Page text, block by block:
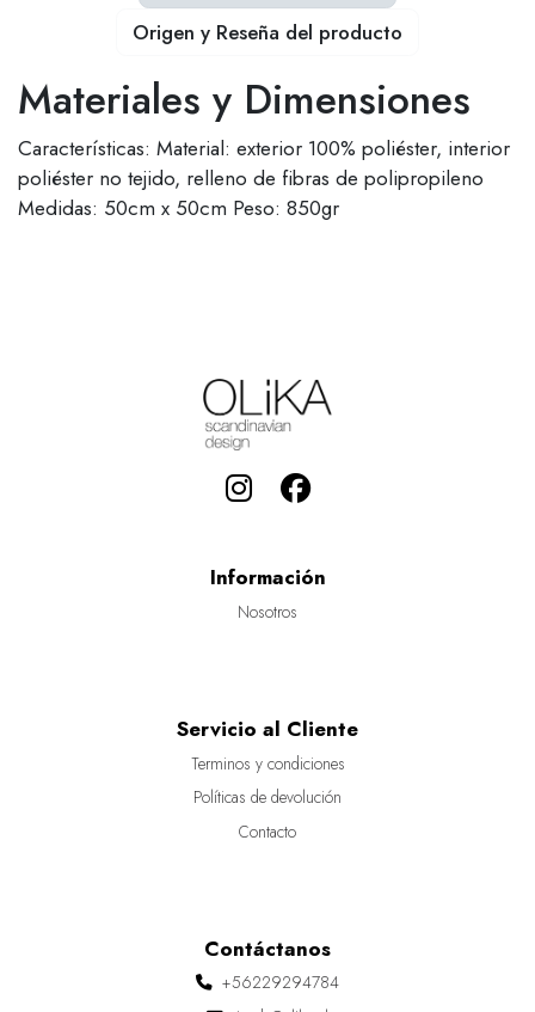
Materiales y Dimensiones
Características: Material: exterior 100% poliéster, interior
poliéster no tejido, relleno de fibras de polipropileno
Medidas: 50cm x 50cm Peso: 850gr
Origen y Reseña del producto
Información
Nosotros
Servicio al Cliente
Terminos y condiciones
Políticas de devolución
Contacto
Contáctanos
+56229294784